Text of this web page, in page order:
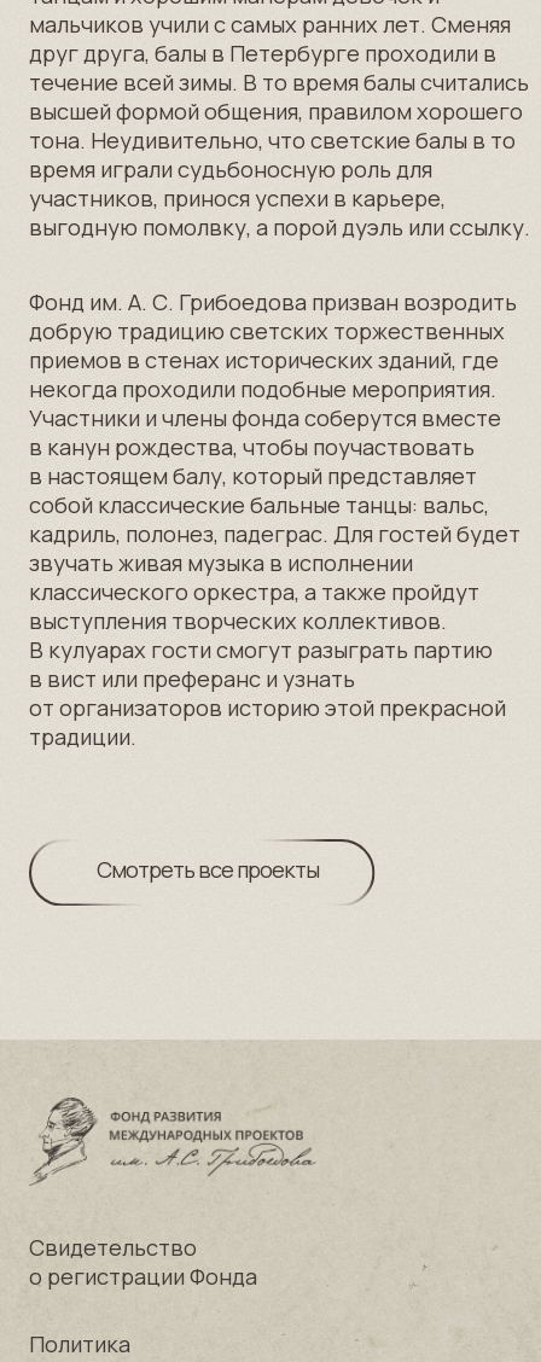
Смотреть все проекты
Свидетельство
о регистрации Фонда
Политика
конфеденциальности
©2016-2025, Фонд
им.А.С. Грибоедова